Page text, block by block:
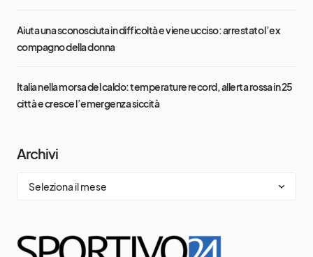
Aiuta una sconosciuta in difficoltà e viene ucciso: arrestato l’ex
compagno della donna
Italia nella morsa del caldo: temperature record, allerta rossa in 25
città e cresce l’emergenza siccità
Archivi